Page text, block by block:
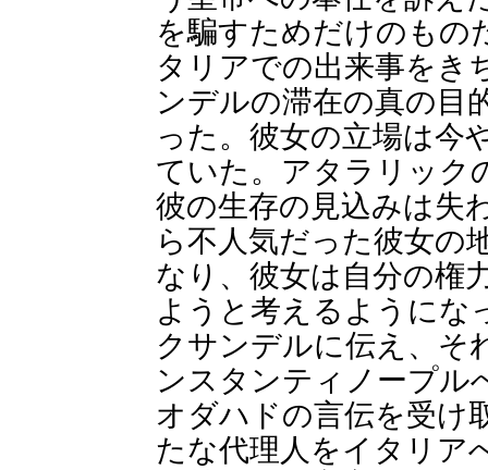
を騙すためだけのもの
タリアでの出来事をき
ンデルの滞在の真の目
った。彼女の立場は今
ていた。アタラリック
彼の生存の見込みは失
ら不人気だった彼女の
なり、彼女は自分の権
ようと考えるようにな
クサンデルに伝え、そ
ンスタンティノープル
オダハドの言伝を受け
たな代理人をイタリア